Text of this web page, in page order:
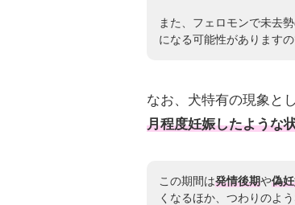
また、フェロモンで未去
になる可能性がありますの
なお、犬特有の現象とし
月程度妊娠したような
この期間は発情後期や偽
くなるほか、つわりのよ